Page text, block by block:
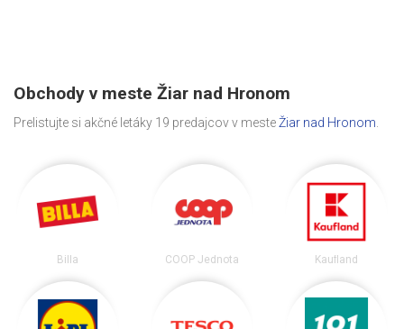
Obchody v meste Žiar nad Hronom
Prelistujte si akčné letáky 19 predajcov v mesteŽiar nad Hronom.
Billa COOP Jednota Kaufland